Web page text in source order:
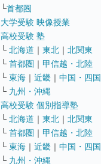
└首都圏
大学受験 映像授業
高校受験 塾
└ 北海道 ｜ 東北 ｜ 北関東
└ 首都圏 ｜ 甲信越・北陸
└ 東海 ｜ 近畿 ｜ 中国・四国
└ 九州・沖縄
高校受験 個別指導塾
└ 北海道 ｜ 東北 ｜ 北関東
└ 首都圏 ｜ 甲信越・北陸
└ 東海 ｜ 近畿 ｜ 中国・四国
└ 九州・沖縄